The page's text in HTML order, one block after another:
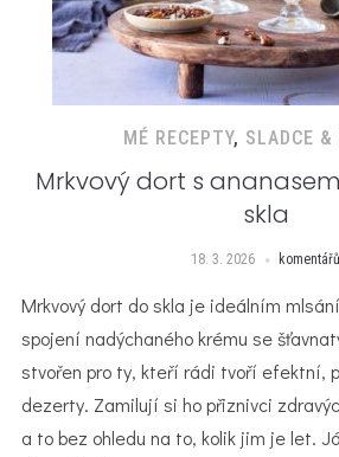
MÉ RECEPTY, SLADCE &
Mrkvový dort s
skla
18. 3. 2026 komentářů
Mrkvový dort do skla je ideálním
spojení nadýchaného krému se
stvořen pro ty, kteří rádi tvoří efektní,
dezerty. Zamilují si ho přiznivci
a to bez ohledu na to, kolik jim je let.